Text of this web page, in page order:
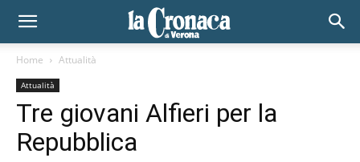
Home Attualità
Attualità
Tre giovani Alfieri per la
Repubblica